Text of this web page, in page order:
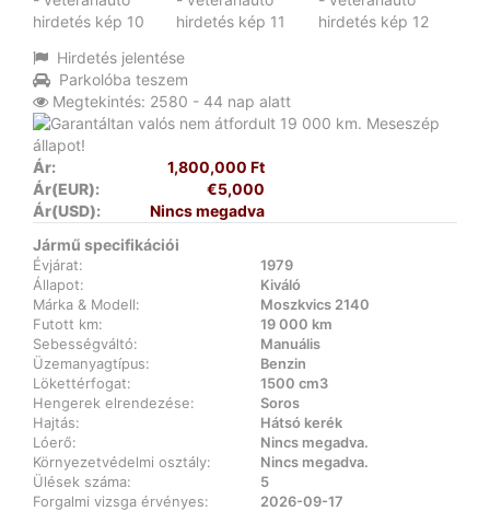
Hirdetés jelentése
Parkolóba teszem
Megtekintés: 2580 - 44 nap alatt
Ár:
1,800,000 Ft
Ár(EUR):
€5,000
Ár(USD):
Nincs megadva
Jármű specifikációi
Évjárat:
1979
Állapot:
Kiváló
Márka & Modell:
Moszkvics 2140
Futott km:
19 000 km
Sebességváltó:
Manuális
Üzemanyagtípus:
Benzin
Lökettérfogat:
1500 cm3
Hengerek elrendezése:
Soros
Hajtás:
Hátsó kerék
Lóerő:
Nincs megadva.
Környezetvédelmi osztály:
Nincs megadva.
Ülések száma:
5
Forgalmi vizsga érvényes:
2026-09-17